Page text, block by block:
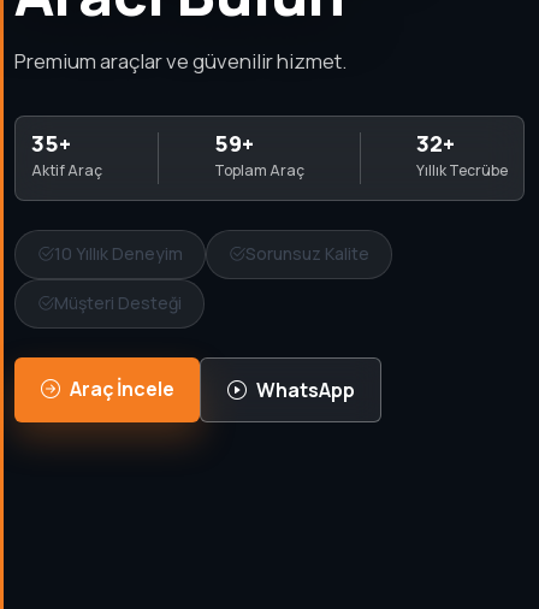
Premium araçlar ve güvenilir hizmet.
35+
Aktif Araç
59+
Toplam Araç
32+
Yıllık Tecrübe
10 Yıllık Deneyim Sorunsuz Kalite
Müşteri Desteği
Araç İncele WhatsApp